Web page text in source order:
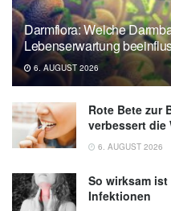
Darmflora: Welche
Lebenserwartung
6. AUGUST 2026
Rote Bete zur
verbessert die
6. AUGUST 2026
So wirksam
Infektionen